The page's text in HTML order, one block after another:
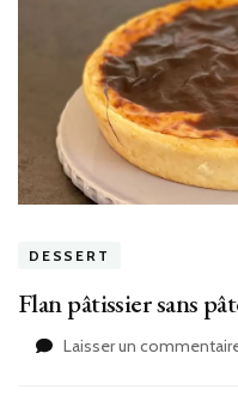
DESSERT
Flan pâtissier sans
Laisser un